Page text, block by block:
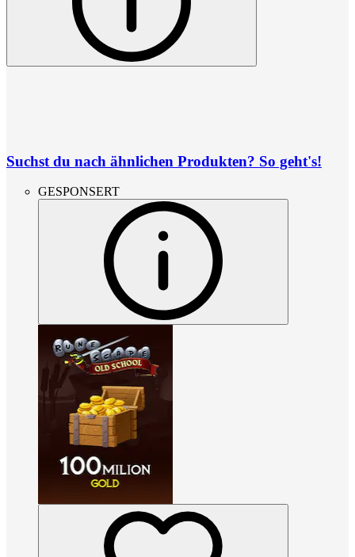
Suchst du nach ähnlichen Produkten? So geht's!
GESPONSERT